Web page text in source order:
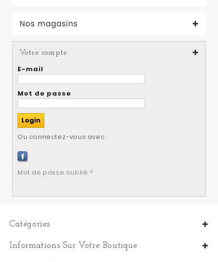
Nos magasins
Votre compte
E-mail
Mot de passe
Ou connectez-vous avec :
Mot de passe oublié ?
Catégories
Informations Sur Votre Boutique